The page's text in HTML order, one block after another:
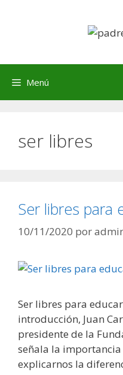
Menú
ser libres
Ser libres para
10/11/2020 por
Ser libres para
introducción, Juan
presidente de la
señala la
explicarnos la